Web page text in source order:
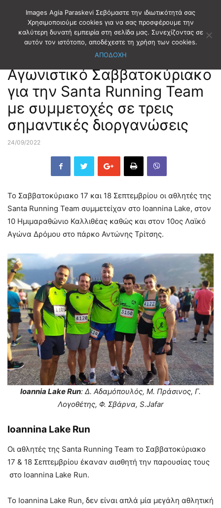
Αρχική ΑΘΛΗΤΙΣΜΟΣ ΣΤΙΒΟΣ
Αγωνιστικό Σαββατοκύριακο
για την Santa Running Team
με συμμετοχές σε τρεις
σημαντικές διοργανώσεις
24/09/2022
Το Σαββατοκύριακο 17 και 18 Σεπτεμβρίου οι αθλητές της
Santa Running Team συμμετείχαν στο Ioannina Lake, στον
10 Ημιμαραθώνιο Καλλιθέας καθώς και στον 10ος Λαϊκό
Αγώνα Δρόμου στο πάρκο Αντώνης Τρίτσης.
Ioannia Lake Run: Δ. Αδαμόπουλός, Μ. Πράσινος, Γ.
Λογοθέτης, Φ. Σβάρνα, S.Jafar
Ioannina Lake Run
Οι αθλητές της Santa Running Team το Σαββατοκύριακο
17 & 18 Σεπτεμβρίου έκαναν αισθητή την παρουσίας τους
στο Ioannina Lake Run.
Το Ioannina Lake Run, δεν είναι απλά μία μεγάλη αθλητική
Images Agia Paraskevi Σεβόμαστε την ιδιωτικότητά σας
Χρησιμοποιούμε cookies για να σας προσφέρουμε την
καλύτερη δυνατή εμπειρία στη σελίδα μας. Συνεχίζοντας σε
αυτόν τον ιστότοπο, αποδέχεστε τη χρήση των cookies.
ΑΠΟΔΟΧΗ